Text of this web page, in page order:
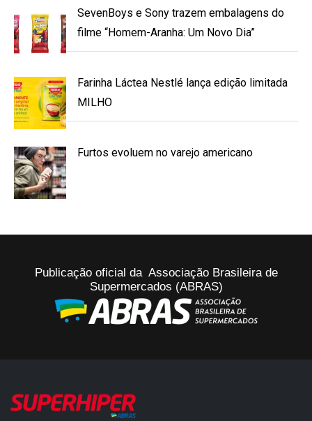
SevenBoys e Sony trazem embalagens do
filme “Homem-Aranha: Um Novo Dia”
Farinha Láctea Nestlé lança edição limitada
MILHO
Furtos evoluem no varejo americano
Publicação oficial da Associação Brasileira de
Supermercados (ABRAS)